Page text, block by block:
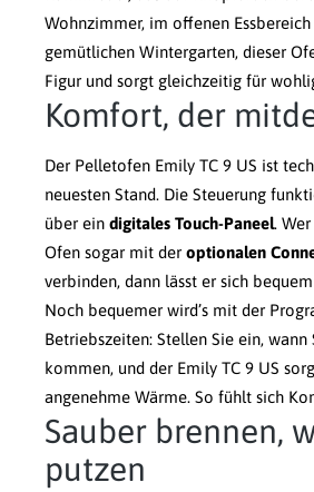
Wohnzimmer, im offenen
gemütlichen Wintergarten, dieser
Figur und sorgt gleichzeitig für
Komfort, der
Der Pelletofen Emily TC 9 US ist
neuesten Stand. Die Steuerung
über ein digitales Touch-Paneel.
Ofen sogar mit der optionalen
verbinden, dann lässt er sich
Noch bequemer wird’s mit der
Betriebszeiten: Stellen Sie ein, wann
kommen, und der Emily TC 9 US
angenehme Wärme. So fühlt sich
Sauber brennen,
putzen